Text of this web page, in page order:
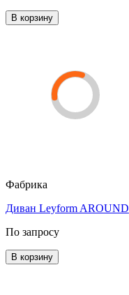
В корзину
Фабрика
Диван Leyform AROUND
По запросу
В корзину